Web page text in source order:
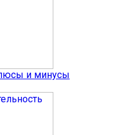
и минусы